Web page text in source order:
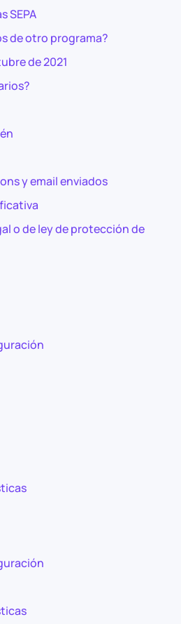
SEPA
de otro programa?
de 2021
y email enviados
o de ley de protección de